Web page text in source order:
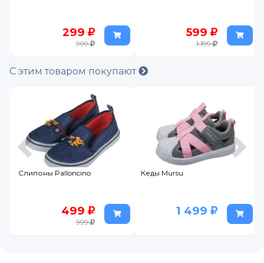
299
999
599
1 199
С этим товаром покупают
Слипоны Palloncino
499
999
Кеды Mursu
1 499